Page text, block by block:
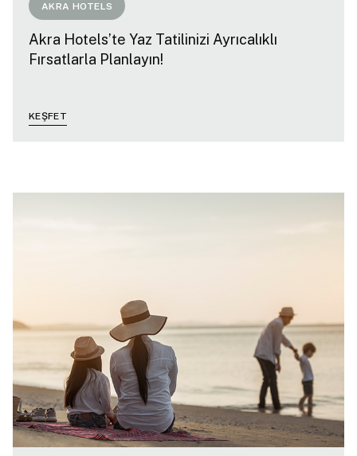
AKRA HOTELS
Akra Hotels’te Yaz Tatilinizi Ayrıcalıklı
Fırsatlarla Planlayın!
KEŞFET